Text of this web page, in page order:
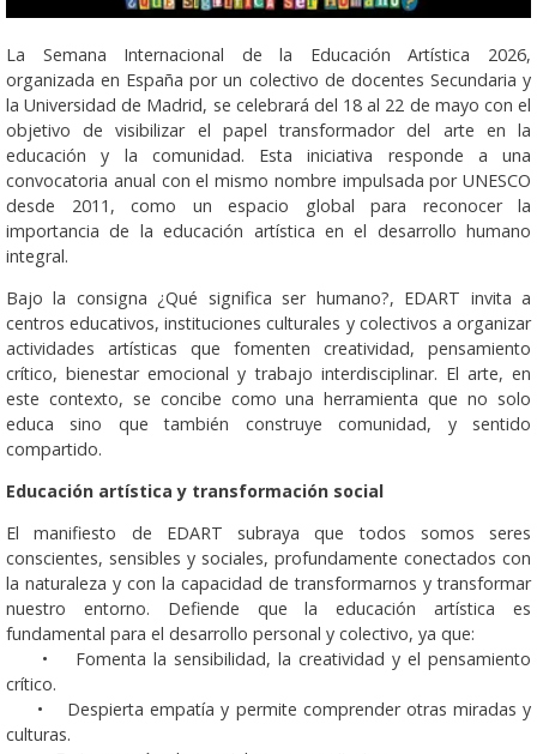
La Semana Internacional de la Educación Artística 2026,
organizada en España por un colectivo de docentes Secundaria y
la Universidad de Madrid, se celebrará del 18 al 22 de mayo con el
objetivo de visibilizar el papel transformador del arte en la
educación y la comunidad. Esta iniciativa responde a una
convocatoria anual con el mismo nombre impulsada por UNESCO
desde 2011, como un espacio global para reconocer la
importancia de la educación artística en el desarrollo humano
integral.
Bajo la consigna ¿Qué significa ser humano?, EDART invita a
centros educativos, instituciones culturales y colectivos a organizar
actividades artísticas que fomenten creatividad, pensamiento
crítico, bienestar emocional y trabajo interdisciplinar. El arte, en
este contexto, se concibe como una herramienta que no solo
educa sino que también construye comunidad, y sentido
compartido.
Educación artística y transformación social
El manifiesto de EDART subraya que todos somos seres
conscientes, sensibles y sociales, profundamente conectados con
la naturaleza y con la capacidad de transformarnos y transformar
nuestro entorno. Defiende que la educación artística es
fundamental para el desarrollo personal y colectivo, ya que:
• Fomenta la sensibilidad, la creatividad y el pensamiento
crítico.
• Despierta empatía y permite comprender otras miradas y
culturas.